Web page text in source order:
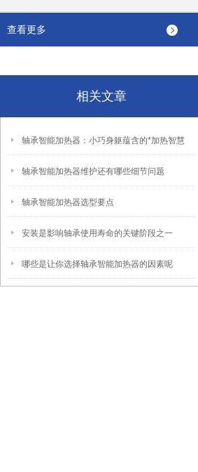
查看更多
相关文章
轴承智能加热器：小巧身躯蕴含的*加热智慧
轴承智能加热器维护还有哪些细节问题
轴承智能加热器选型要点
安装是影响轴承使用寿命的关键阶段之一
哪些是让你选择轴承智能加热器的因素呢